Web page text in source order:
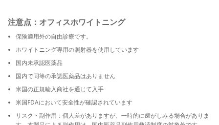
注意点：オフィスホワイトニング
保険適用外の自由診療です。
ホワイトニング専用の照射器を使用しています
国内未承認医薬品
国内で同等の承認医薬品はありません
米国の正規輸入商社を通じて入手
米国FDAにおいて安全性が確認されています
リスク・副作用：個人差がありますが、一時的に歯がしみる場合がありま